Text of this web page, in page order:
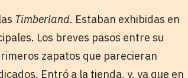
Timberland. Estaban exhibidas en
Los breves pasos entre su
zapatos que parecieran
Entró a la tienda, y, ya que en